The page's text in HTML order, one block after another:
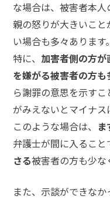
な場合は、被害者本
親の怒りが大きいこ
い場合も多々あります。
特に、 加害者側の方
を嫌がる被害者の方も
ら謝罪の意思を示す
がみえないとマイナス
このような場合は、
弁護士が間に入ること
さる被害者の方も少な
また、示談ができな